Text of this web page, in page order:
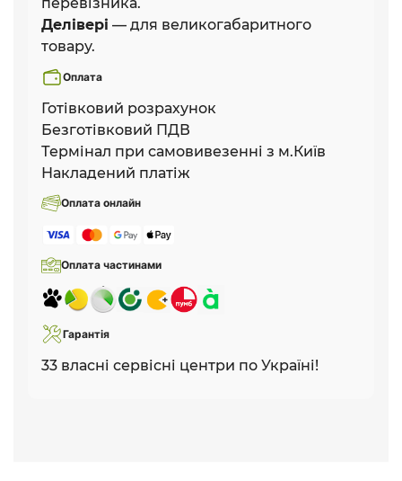
Делівері — для великогабаритного
товару.
Оплата
Готівковий розрахунок
Безготівковий ПДВ
Термінал при самовивезенні з м.Київ
Накладений платіж
Оплата онлайн
Оплата частинами
Гарантія
33 власні сервісні центри по Україні!